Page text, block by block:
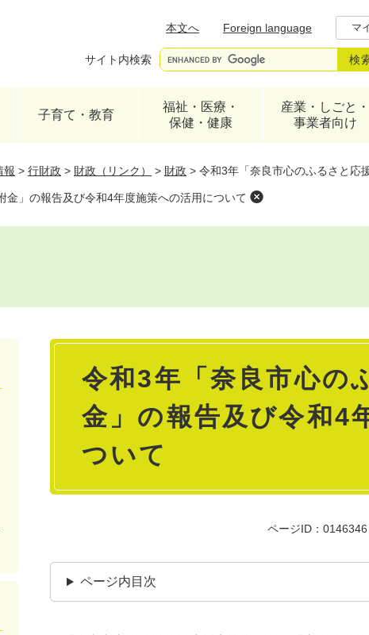
本文へ
Foreign language マ
サイト内検索
子育て・教育
福祉・医療・
保健・健康
産業・しごと・
事業者向け
報 > 行財政 > 財政（リンク） > 財政 > 令和3年「奈良市心のふるさと応
金」の報告及び令和4年度施策への活用について
本
令和3年「奈良市心の
金」の報告及び令和4
ついて
ページID：0146346
ページ内目次